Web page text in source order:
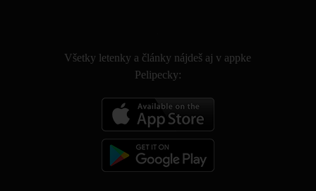
Všetky letenky a články nájdeš aj v appke
Pelipecky: